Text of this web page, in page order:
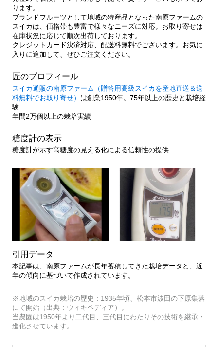
ります。
ブランドフルーツとして地域の特産品となった南原ファームの
スイカは、価格帯も豊富で様々なニーズに対応。お取り寄せは
在庫状況に応じて順次出荷しております。
クレジットカード決済対応、配送料無料でございます。お気に
入りに追加して、ぜひご注文ください。
匠のプロフィール
スイカ通販の南原ファーム（贈答用高級スイカを産地直送＆送
料無料でお取り寄せ） は創業1950年。75年以上の歴史と栽培経
験
年間2万個以上の栽培実績
糖度計の表示
糖度計が示す高糖度の見える化による信頼性の提供
引用データ
本記事は、南原ファームが長年蓄積してきた栽培データと、近
年の傾向に基づいて作成されています。
※地域のスイカ栽培の歴史：1935年頃、松本市波田の下原集落
にて開始（出典：ウィキペディア）。
当農園は1950年より二代目、三代目にわたりその技術を継承・
進化させています。